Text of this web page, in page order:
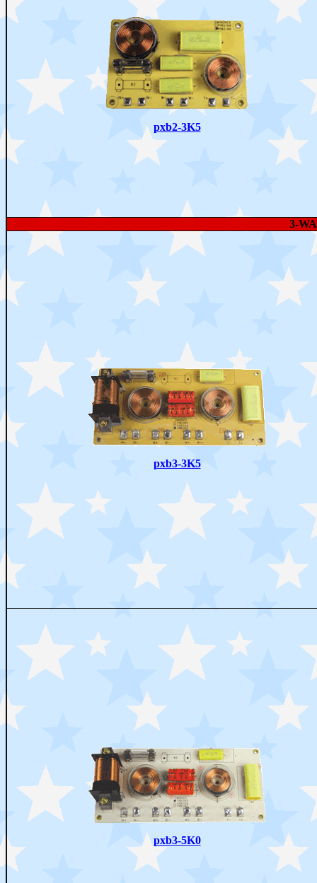
pxb2-3K5
3-
pxb3-3K5
pxb3-5K0